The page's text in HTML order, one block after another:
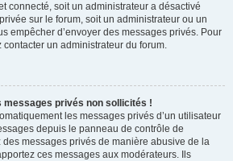
connecté, soit un administrateur a désactivé
sur le forum, soit un administrateur ou un
empêcher d’envoyer des messages privés. Pour
contacter un administrateur du forum.
messages privés non sollicités !
les messages privés d’un utilisateur
depuis le panneau de contrôle de
des messages privés de manière abusive de la
ces messages aux modérateurs. Ils